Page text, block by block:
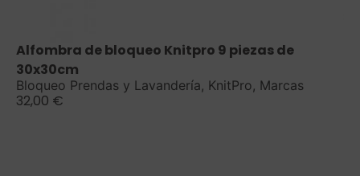
Alfombra de bloqueo Knitpro 9 piezas de
30x30cm
Bloqueo Prendas y Lavandería, KnitPro, Marcas
32,00 €